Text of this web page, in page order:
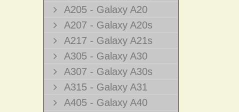
A205 - Galaxy A20
A207 - Galaxy A20s
A217 - Galaxy A21s
A305 - Galaxy A30
A307 - Galaxy A30s
A315 - Galaxy A31
A405 - Galaxy A40